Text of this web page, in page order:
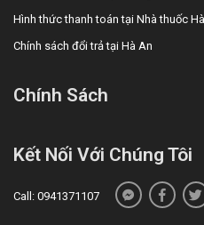
Hình thức thanh toán tại Nhà thuốc
Chính sách đổi trả tại Hà An
Chính Sách
Kết Nối Với Chúng Tôi
Call: 0941371107